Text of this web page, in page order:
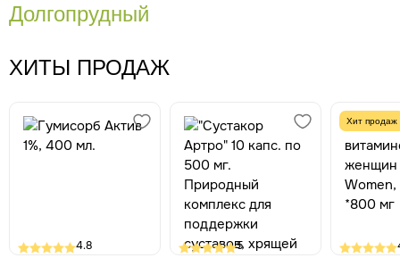
Долгопрудный
ХИТЫ ПРОДАЖ
4.8 5
Хит продаж